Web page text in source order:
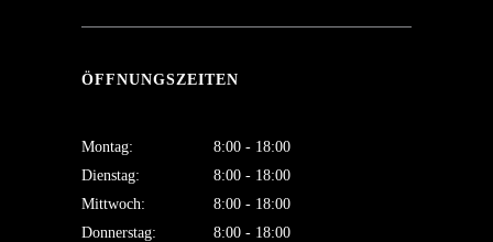
ÖFFNUNGSZEITEN
Montag:
8:00 - 18:00
Dienstag:
8:00 - 18:00
Mittwoch:
8:00 - 18:00
Donnerstag:
8:00 - 18:00